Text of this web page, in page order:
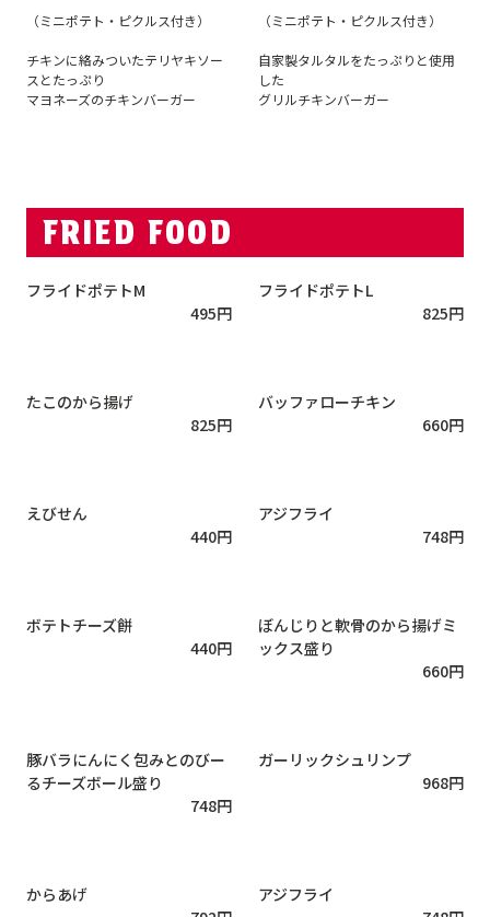
（ミニポテト・ピクルス付き）
チキンに絡みついたテリヤキソー
スとたっぷり
マヨネーズのチキンバーガー
（ミニポテト・ピクルス付き）
自家製タルタルをたっぷりと使用
した
グリルチキンバーガー
FRIED FOOD
フライドポテトM
495円
フライドポテトL
825円
たこのから揚げ
825円
バッファローチキン
660円
えびせん
440円
アジフライ
748円
ボテトチーズ餅
440円
ぼんじりと軟骨のから揚げミ
ックス盛り
660円
豚バラにんにく包みとのびー
るチーズボール盛り
748円
ガーリックシュリンプ
968円
からあげ
アジフライ